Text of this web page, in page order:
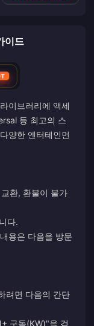
이드
이브러리에 액세
등 최고의 스
양한 엔터테인먼
환, 환불이 불가
다.
용은 다음을 방문
려면 다음의 간단
구독(KW)"을 검